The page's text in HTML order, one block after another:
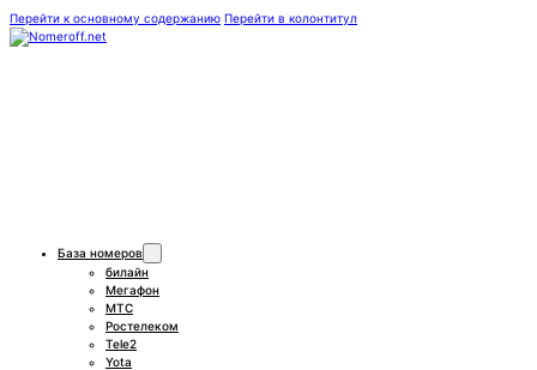
Перейти к основному содержанию Перейти в колонтитул
База номеров
билайн
Мегафон
МТС
Ростелеком
Tele2
Yota